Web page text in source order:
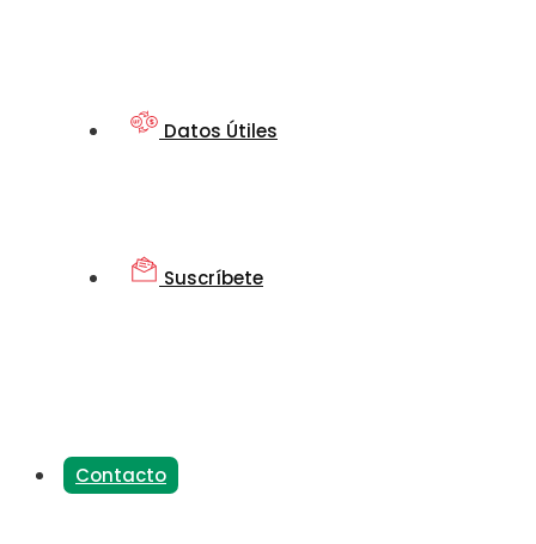
Datos Útiles
Suscríbete
Contacto